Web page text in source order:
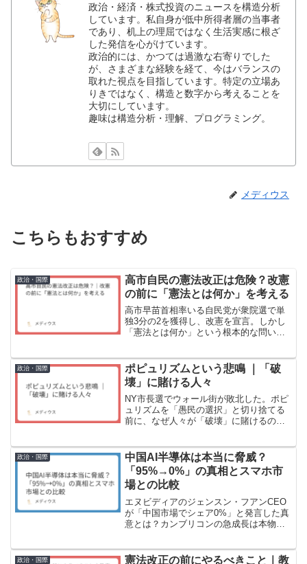
政治・経済・株式投資のニュースを構造分析
しています。私自身が低中所得者層の当事者
であり、机上の理屈ではなく生活実感に根ざ
した発信を心がけています。
政治的には、かつては過激な右寄りでした
が、さまざまな経験を経て、今はバランスの
取れた視点を目指しています。特定の立場あ
りきではなく、構造と数字から考えることを
大切にしています。
趣味は構造分析・理解、プログラミング。
メディウス
こちらもおすすめ
政治・国際
高市自民の憲法改正は危険？改憲
の前に「憲法とは何か」を考える
高市早苗首相率いる自民党が衆院選で単
独3分の2を獲得し、改憲を宣言。しかし
「憲法とは何か」という根本的な問いが
異性を整理し、「雑な改憲」の危うさを
指摘する。
政治・国際
ポピュリズムという悲鳴 ｜「破
壊」に賭ける人々
NY市長選でウォール街が敗北した。ポピ
ュリズムを「愚民の選択」と切り捨てる
前に、なぜ人々が「破壊」に賭けるの
政治・国際
中国AI半導体は本当に脅威？
「95%→0%」の真相とスマホ市
場との比較
エヌビディアのジェンスン・フアンCEO
が「中国市場でシェア0%」と発言した真
意とは？カンブリコンの急成長は本物
る、中国AI半導体の本当のリスクとは？
政治・国際
憲法改正の前にやるべきこと｜教